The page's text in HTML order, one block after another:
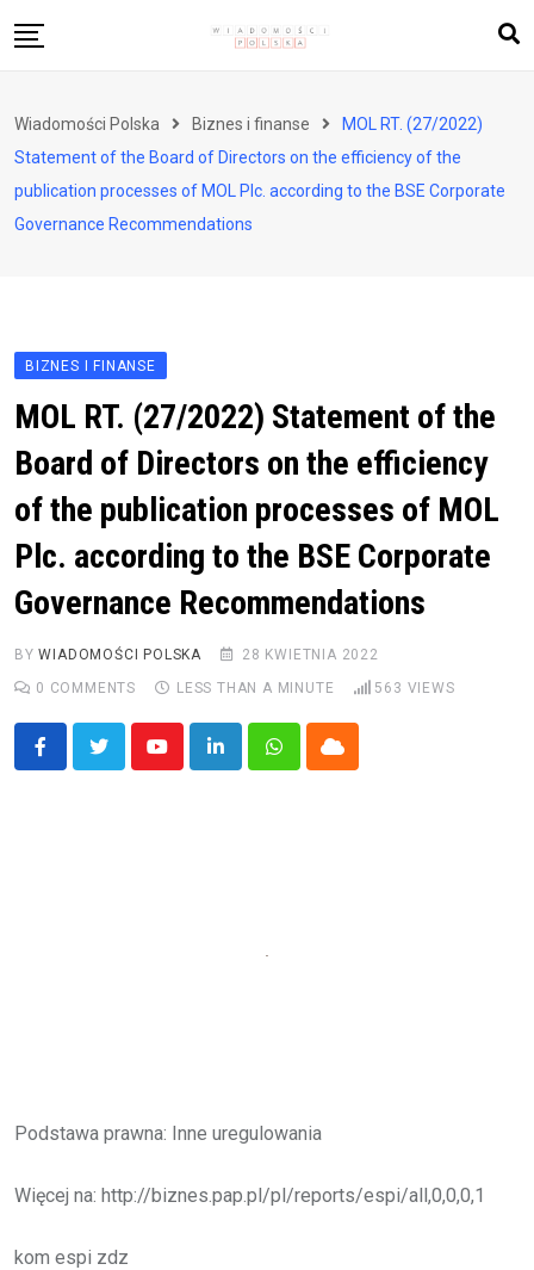
to
Zdrowie i styl życia
Polityka i społeczeństwo
Nauka i technologie
Wiadomości Polska Biznes i finanse
MOL RT. (27/2022)
Statement of the Board of Directors on the efficiency of the
publication processes of MOL Plc. according to the BSE Corporate
Governance Recommendations
BIZNES I FINANSE
MOL RT. (27/2022) Statement of the
Board of Directors on the efficiency
of the publication processes of MOL
Plc. according to the BSE Corporate
Governance Recommendations
BYWIADOMOŚCI POLSKA
28 KWIETNIA 2022
0 COMMENTS LESS THAN A MINUTE 563 VIEWS
YoutubeLinkedInWhatsappCloud
Podstawa prawna: Inne uregulowania
Więcej na: http://biznes.pap.pl/pl/reports/espi/all,0,0,0,1
kom espi zdz